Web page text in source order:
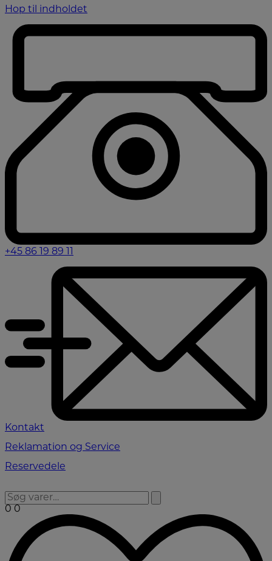
Hop til indholdet
+45 86 19 89 11
Kontakt
Reklamation og Service
Reservedele
0 0